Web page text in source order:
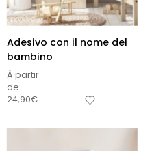
Adesivo con il nome del
bambino
À partir
de
24,90€